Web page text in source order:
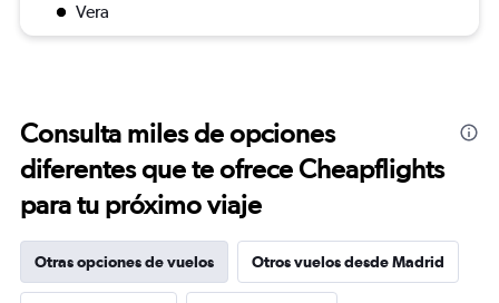
Vera
Consulta miles de opciones
diferentes que te ofrece Cheapflights
para tu próximo viaje
Otras opciones de vuelos Otros vuelos desde Madrid